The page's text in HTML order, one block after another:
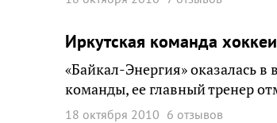
Иркутская команда
«Байкал-Энергия» оказалась
команды, ее главный тренер
18 октября 2010 6 отзывов